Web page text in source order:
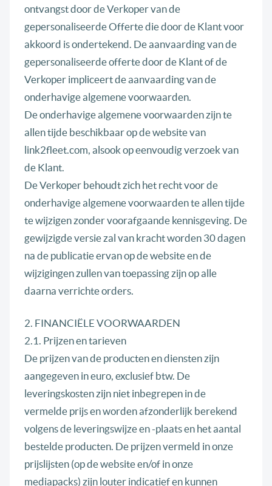
ontvangst door de Verkoper van de
gepersonaliseerde Offerte die door de Klant voor
akkoord is ondertekend. De aanvaarding van de
gepersonaliseerde offerte door de Klant of de
Verkoper impliceert de aanvaarding van de
onderhavige algemene voorwaarden.
De onderhavige algemene voorwaarden zijn te
allen tijde beschikbaar op de website van
link2fleet.com, alsook op eenvoudig verzoek van
de Klant.
De Verkoper behoudt zich het recht voor de
onderhavige algemene voorwaarden te allen tijde
te wijzigen zonder voorafgaande kennisgeving. De
gewijzigde versie zal van kracht worden 30 dagen
na de publicatie ervan op de website en de
wijzigingen zullen van toepassing zijn op alle
daarna verrichte orders.
2. FINANCIËLE VOORWAARDEN
2.1. Prijzen en tarieven
De prijzen van de producten en diensten zijn
aangegeven in euro, exclusief btw. De
leveringskosten zijn niet inbegrepen in de
vermelde prijs en worden afzonderlijk berekend
volgens de leveringswijze en -plaats en het aantal
bestelde producten. De prijzen vermeld in onze
prijslijsten (op de website en/of in onze
mediapacks) zijn louter indicatief en kunnen